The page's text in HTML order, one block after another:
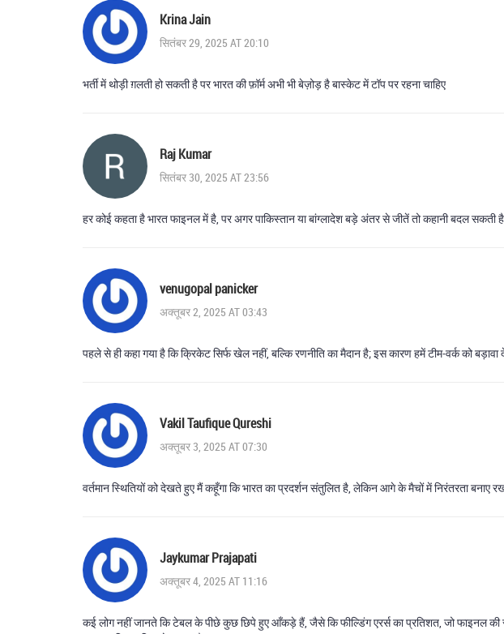
Krina Jain
सितंबर 29, 2025 AT 20:10
भर्ती में थोड़ी ग़लती हो सकती है पर भारत की फ़ॉर्म अभी भी बेज़ोड़ है बास्केट में टॉप पर रहना चाहिए
Raj Kumar
सितंबर 30, 2025 AT 23:56
हर कोई कहता है भारत फाइनल में है, पर अगर पाकिस्तान या बांग्लादेश बड़े अंतर से जीतें तो कहानी बदल सकती
venugopal panicker
अक्तूबर 2, 2025 AT 03:43
पहले से ही कहा गया है कि क्रिकेट सिर्फ खेल नहीं, बल्कि रणनीति का मैदान है; इस कारण हमें टीम‑वर्क को
Vakil Taufique Qureshi
अक्तूबर 3, 2025 AT 07:30
वर्तमान स्थितियों को देखते हुए मैं कहूँगा कि भारत का प्रदर्शन संतुलित है, लेकिन आगे के मैचों में निरंतरता बनाए
Jaykumar Prajapati
अक्तूबर 4, 2025 AT 11:16
कई लोग नहीं जानते कि टेबल के पीछे कुछ छिपे हुए आँकड़े हैं, जैसे कि फील्डिंग एरर्स का प्रतिशत, जो फाइनल